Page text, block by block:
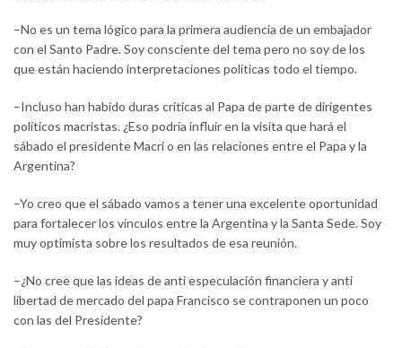
–No es un tema lógico para la primera audiencia de un embajador
con el Santo Padre. Soy consciente del tema pero no soy de los
que están haciendo interpretaciones políticas todo el tiempo.
–Incluso han habido duras críticas al Papa de parte de dirigentes
políticos macristas. ¿Eso podría influir en la visita que hará el
sábado el presidente Macri o en las relaciones entre el Papa y la
Argentina?
–Yo creo que el sábado vamos a tener una excelente oportunidad
para fortalecer los vínculos entre la Argentina y la Santa Sede. Soy
muy optimista sobre los resultados de esa reunión.
–¿No cree que las ideas de anti especulación financiera y anti
libertad de mercado del papa Francisco se contraponen un poco
con las del Presidente?